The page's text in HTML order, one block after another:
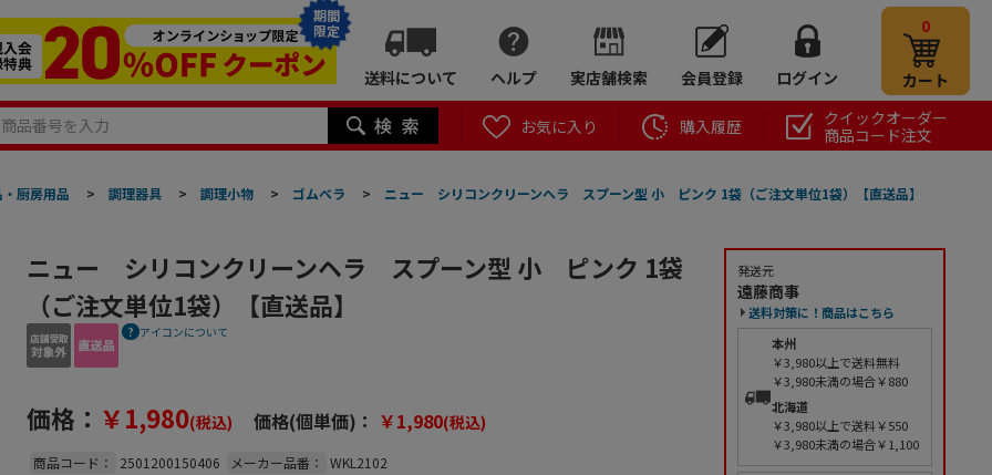
期間
限定
送料について ヘルプ 実店舗検索 会員登録 ログイン
0
カート
お気に入り 購入履歴
クイックオーダー
商品コード注文
厨房用品 > 調理器具 > 調理小物 > ゴムベラ > ニュー シリコンクリーンヘラ スプーン型 小 ピンク 1袋（ご注文単位1袋）【直送品】
ニュー シリコンクリーンヘラ スプーン型 小 ピンク 1袋
（ご注文単位1袋）【直送品】
アイコンについて
価格： ￥1,980(税込) 価格(個単価)： ￥1,980(税込)
商品コード： 2501200150406 メーカー品番：
WKL2102
発送元
遠藤商事
送料対策に！商品はこちら
本州
￥3,980以上で送料無料
￥3,980未満の場合￥880
北海道
￥3,980以上で送料￥550
￥3,980未満の場合￥1,100